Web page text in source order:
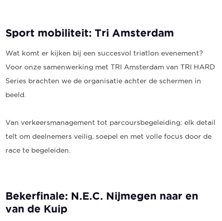
Sport mobiliteit: Tri Amsterdam
Wat komt er kijken bij een succesvol triatlon evenement?
Voor onze samenwerking met TRI Amsterdam van TRI HARD
Series brachten we de organisatie achter de schermen in
beeld.
Van verkeersmanagement tot parcoursbegeleiding: elk detail
telt om deelnemers veilig, soepel en met volle focus door de
race te begeleiden.
Bekerfinale: N.E.C. Nijmegen naar en
van de Kuip